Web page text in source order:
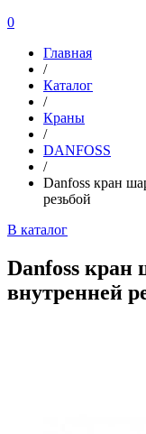
0
Главная
/
Каталог
/
Краны
/
DANFOSS
/
Danfoss кран
резьбой
В каталог
Danfoss кран
внутренней